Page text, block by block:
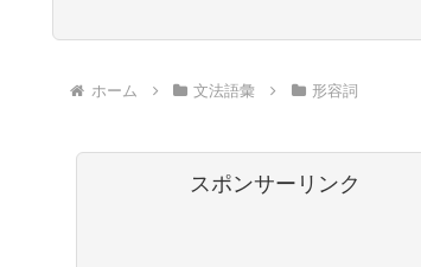
ホーム 文法語彙 形容詞
スポンサーリンク